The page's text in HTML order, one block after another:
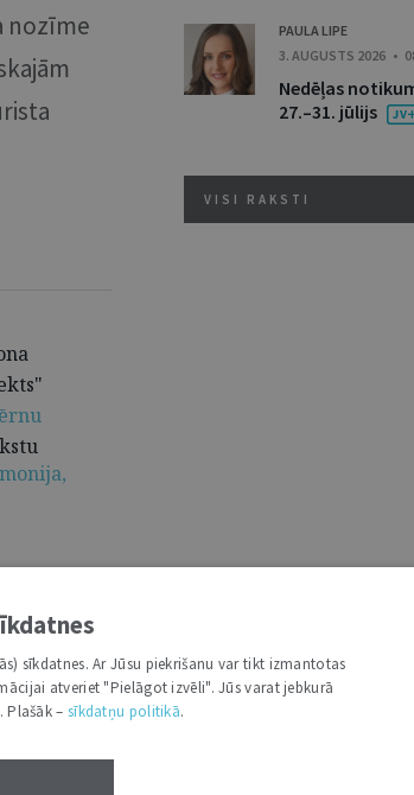
nozīme
PAULA LIPE
3. AUGUSTS 2026 •
Nedēļas
27.–31. jūlijs
VISI RAKSTI
sīkdatnes. Ar Jūsu piekrišanu var tikt izmantotas
atveriet "Pielāgot izvēli". Jūs varat jebkurā
Plašāk – sīkdatņu politikā.